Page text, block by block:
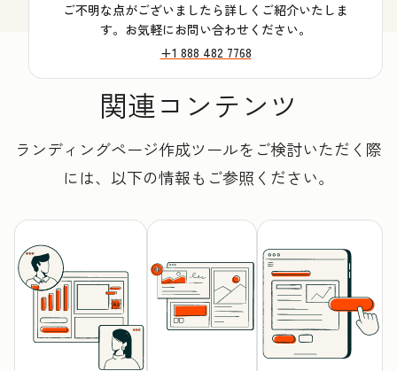
ご不明な点がございましたら詳しくご紹介いたしま
す。お気軽にお問い合わせください。
+1 888 482 7768
関連コンテンツ
ランディングページ作成ツールをご検討いただく際
には、以下の情報もご参照ください。